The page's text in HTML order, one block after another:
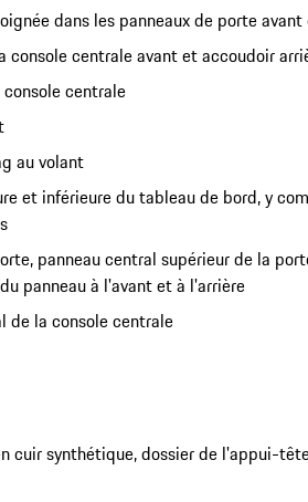
dans les panneaux de porte
console centrale avant et accoudoir
centrale
au volant
et inférieure du tableau de bord, y
panneau central supérieur de la
panneau à l'avant et à l'arrière
de la console centrale
cuir synthétique, dossier de l'appui-